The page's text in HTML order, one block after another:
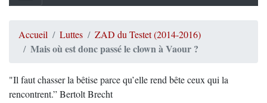
Accueil Luttes ZAD du Testet (2014-2016)
Mais où est donc passé le clown à Vaour ?
"Il faut chasser la bêtise parce qu’elle rend bête ceux qui la
rencontrent.” Bertolt Brecht